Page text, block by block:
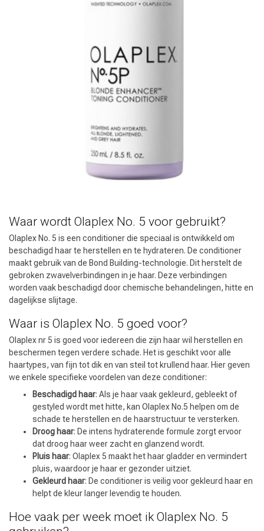
Haarkleuring
Waar wordt Olaplex No. 5 voor gebruikt?
Olaplex No. 5 is een conditioner die speciaal is ontwikkeld om
beschadigd haar te herstellen en te hydrateren. De conditioner
maakt gebruik van de Bond Building-technologie. Dit herstelt de
gebroken zwavelverbindingen in je haar. Deze verbindingen
worden vaak beschadigd door chemische behandelingen, hitte en
dagelijkse slijtage.
Waar is Olaplex No. 5 goed voor?
Olaplex nr 5 is goed voor iedereen die zijn haar wil herstellen en
beschermen tegen verdere schade. Het is geschikt voor alle
haartypes, van fijn tot dik en van steil tot krullend haar. Hier geven
we enkele specifieke voordelen van deze conditioner:
Beschadigd haar: Als je haar vaak gekleurd, gebleekt of
gestyled wordt met hitte, kan Olaplex No.5 helpen om de
schade te herstellen en de haarstructuur te versterken.
Droog haar: De intens hydraterende formule zorgt ervoor
dat droog haar weer zacht en glanzend wordt.
Pluis haar: Olaplex 5 maakt het haar gladder en vermindert
pluis, waardoor je haar er gezonder uitziet.
Gekleurd haar: De conditioner is veilig voor gekleurd haar en
helpt de kleur langer levendig te houden.
Hoe vaak per week moet ik Olaplex No. 5